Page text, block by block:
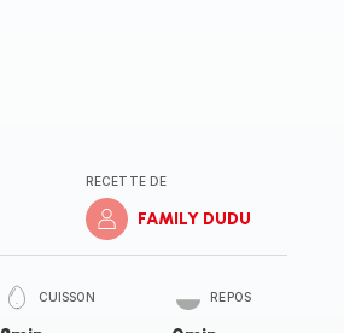
RECETTE DE
FAMILY DUDU
CUISSON REPOS